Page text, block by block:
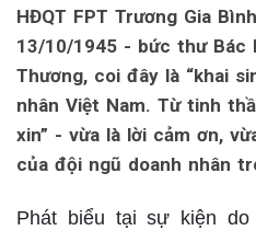
HĐQT FPT Trương Gia
13/10/1945 - bức thư Bác
Thương, coi đây là “khai
nhân Việt Nam. Từ tinh
xin” - vừa là lời cảm ơn,
của đội ngũ doanh nhân
Phát biểu tại sự kiện